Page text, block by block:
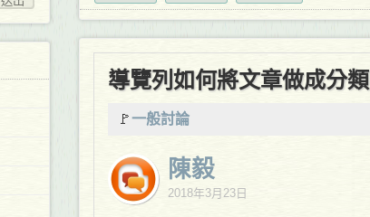
導覽列如何將文章做成分類
🚩一般討論
陳毅
2018年3月23日